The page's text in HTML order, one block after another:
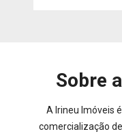
Sobre
A Irineu Imóveis
comercialização